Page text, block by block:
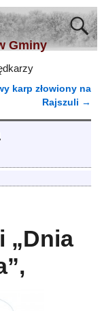
Gminy
karp złowiony na
Rajszuli →
„Dnia